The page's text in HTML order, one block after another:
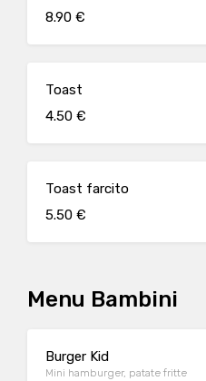
8.90 €
Toast
4.50 €
Toast farcito
5.50 €
Menu Bambini
Burger Kid
Mini hamburger, patate fritte